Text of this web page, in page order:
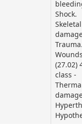
Shock.
Skeletal
(27.02)
class -